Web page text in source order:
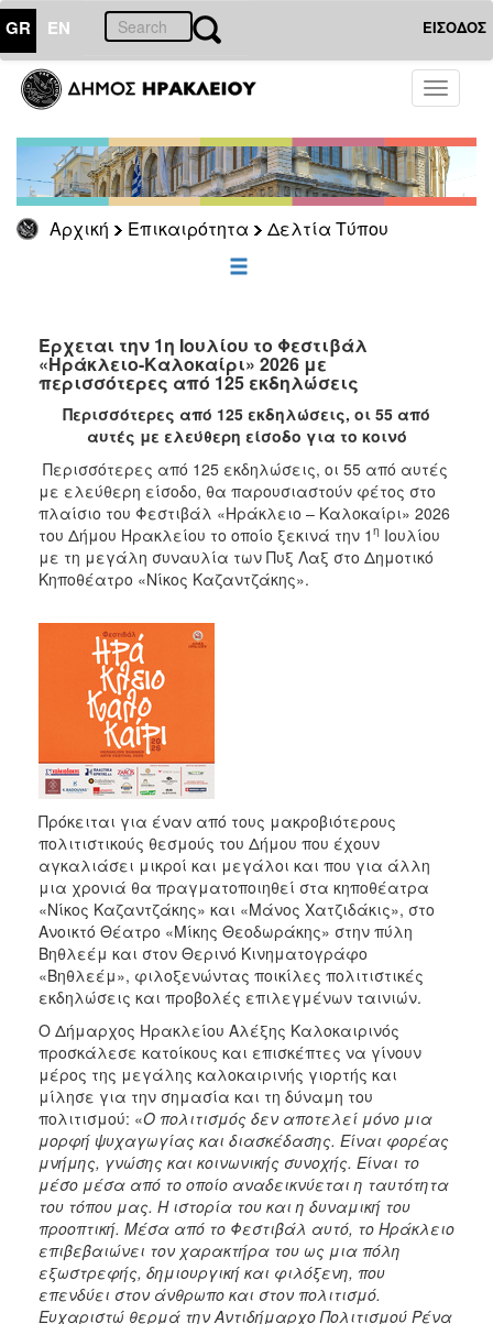
GR EN ΕΙΣΟΔΟΣ
Toggle
Αρχική Επικαιρότητα Δελτία Τύπου
ΕΠΙΚΑΙΡΟΤΗΤΑ
Τύπου
Αρχείο
ΕΠΙΣΚΕΠΤΗΣ
ΗΡΑΚΛΕΙΟ
Έρχεται την 1η Ιουλίου το Φεστιβάλ
«Ηράκλειο-Καλοκαίρι» 2026 με
περισσότερες από 125 εκδηλώσεις
Περισσότερες από 125 εκδηλώσεις, οι 55 από
αυτές με ελεύθερη είσοδο για το κοινό
Περισσότερες από 125 εκδηλώσεις, οι 55 από αυτές
με ελεύθερη είσοδο, θα παρουσιαστούν φέτος στο
πλαίσιο του Φεστιβάλ «Ηράκλειο – Καλοκαίρι» 2026
του Δήμου Ηρακλείου το οποίο ξεκινά την 1 η Ιουλίου
με τη μεγάλη συναυλία των Πυξ Λαξ στο Δημοτικό
Κηποθέατρο «Νίκος Καζαντζάκης».
Πρόκειται για έναν από τους μακροβιότερους
πολιτιστικούς θεσμούς του Δήμου που έχουν
αγκαλιάσει μικροί και μεγάλοι και που για άλλη
μια χρονιά θα πραγματοποιηθεί στα κηποθέατρα
«Νίκος Καζαντζάκης» και «Μάνος Χατζιδάκις», στο
Ανοικτό Θέατρο «Μίκης Θεοδωράκης» στην πύλη
Βηθλεέμ και στον Θερινό Κινηματογράφο
«Βηθλεέμ», φιλοξενώντας ποικίλες πολιτιστικές
εκδηλώσεις και προβολές επιλεγμένων ταινιών.
Ο Δήμαρχος Ηρακλείου Αλέξης Καλοκαιρινός
προσκάλεσε κατοίκους και επισκέπτες να γίνουν
μέρος της μεγάλης καλοκαιρινής γιορτής και
μίλησε για την σημασία και τη δύναμη του
πολιτισμού: «Ο πολιτισμός δεν αποτελεί μόνο μια
μορφή ψυχαγωγίας και διασκέδασης. Είναι φορέας
μνήμης, γνώσης και κοινωνικής συνοχής. Είναι το
μέσο μέσα από το οποίο αναδεικνύεται η ταυτότητα
του τόπου μας. Η ιστορία του και η δυναμική του
προοπτική. Μέσα από το Φεστιβάλ αυτό, το Ηράκλειο
επιβεβαιώνει τον χαρακτήρα του ως μια πόλη
εξωστρεφής, δημιουργική και φιλόξενη, που
επενδύει στον άνθρωπο και στον πολιτισμό.
Ευχαριστώ θερμά την Αντιδήμαρχο Πολιτισμού Ρένα